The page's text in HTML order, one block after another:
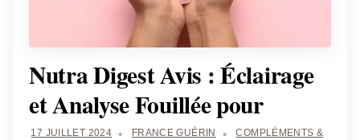
Nutra Digest Avis : Éclairage
et Analyse Fouillée pour
17 JUILLET 2024 FRANCE GUÉRIN
COMPLÉMENTS &